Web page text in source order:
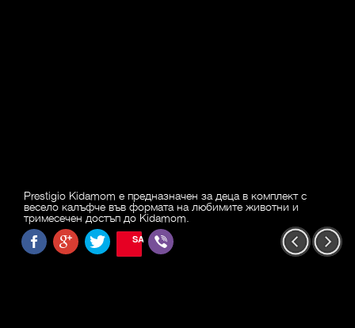
Prestigio Kidamom е предназначен за деца в комплект с
весело калъфче във формата на любимите животни и
тримесечен достъп до Kidamom.
SAVE